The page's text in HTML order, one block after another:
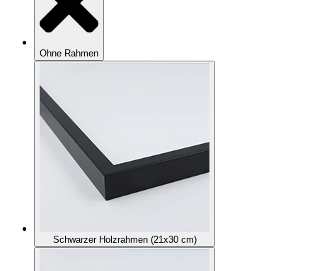
Ohne Rahmen
Schwarzer Holzrahmen (21x30 cm)